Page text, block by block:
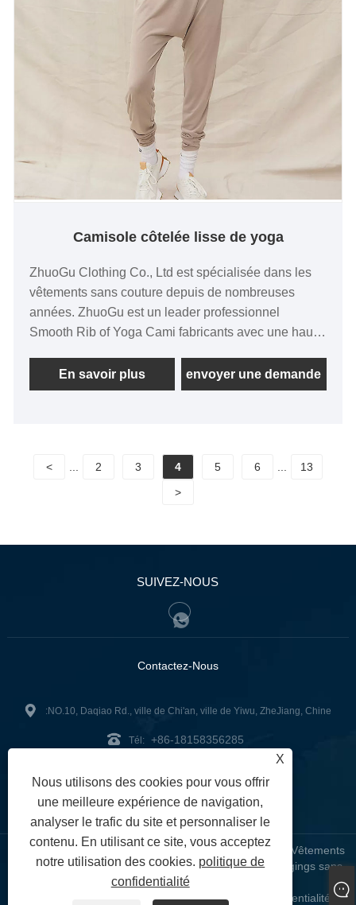
Camisole côtelée lisse de yoga
ZhuoGu Clothing Co., Ltd est spécialisée dans les
vêtements sans couture depuis de nombreuses
années. ZhuoGu est un leader professionnel
Smooth Rib of Yoga Cami fabricants avec une haute
toujours à l'objectif "qualité, crédibilité", avec une
gestion scientifique méthodes, force technique forte,
global, accueillir des amis de tous horizons venus
visiter, des conseils et des négociations
En savoir plus envoyer une demande
< 2 3 4 5 6
13
>
SUIVEZ-NOUS
Contactez-Nous
:NO.10, Daqiao Rd., ville de Chi'an, ville de Yiwu, ZheJiang, Chine
Tél: +86-18158356285
Fax: +86-579-89979099
Copyright © 2024 ZheJiangZhuoGu Clothing Co., Ltd. - Vêtements
de yoga sans couture, soutien-gorge sans couture, leggings sans
couture - Tous droits réservés
| XML | politique de confidentialité |
X
Nous utilisons des cookies pour vous offrir
une meilleure expérience de navigation,
analyser le trafic du site et personnaliser le
contenu. En utilisant ce site, vous acceptez
notre utilisation des cookies. politique de
confidentialité